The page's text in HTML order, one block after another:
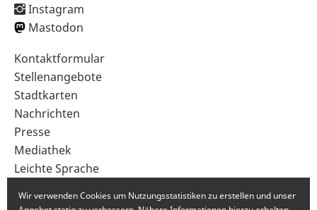
Instagram
Mastodon
Sekundärnavigation
im
Fußbereich
Kontaktformular
Stellenangebote
Stadtkarten
Nachrichten
Presse
Mediathek
Leichte Sprache
Wir verwenden Cookies um Nutzungsstatistiken zu erstellen und unser